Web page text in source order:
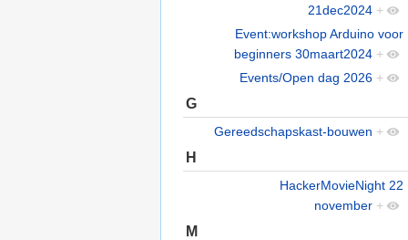
21dec2024 +
Event:workshop Arduino voor
beginners 30maart2024 +
Events/Open dag 2026 +
G
Gereedschapskast-bouwen +
H
HackerMovieNight 22
november +
M